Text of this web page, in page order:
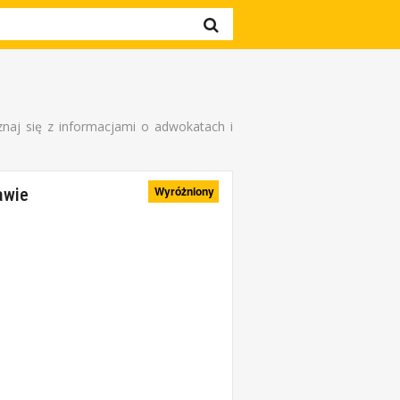
się z informacjami o adwokatach i
Wyróżniony